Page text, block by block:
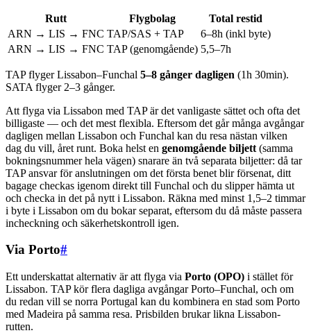
Rutt Flygbolag
Total restid
ARN → LIS → FNC TAP/SAS + TAP
6–8h (inkl byte)
ARN → LIS → FNC TAP (genomgående) 5,5–7h
TAP flyger Lissabon–Funchal 5–8 gånger dagligen (1h 30min).
SATA flyger 2–3 gånger.
Att flyga via Lissabon med TAP är det vanligaste sättet och ofta det
billigaste — och det mest flexibla. Eftersom det går många avgångar
dagligen mellan Lissabon och Funchal kan du resa nästan vilken
dag du vill, året runt. Boka helst en genomgående biljett (samma
bokningsnummer hela vägen) snarare än två separata biljetter: då tar
TAP ansvar för anslutningen om det första benet blir försenat, ditt
bagage checkas igenom direkt till Funchal och du slipper hämta ut
och checka in det på nytt i Lissabon. Räkna med minst 1,5–2 timmar
i byte i Lissabon om du bokar separat, eftersom du då måste passera
incheckning och säkerhetskontroll igen.
Via Porto#
Ett underskattat alternativ är att flyga via Porto (OPO) i stället för
Lissabon. TAP kör flera dagliga avgångar Porto–Funchal, och om
du redan vill se norra Portugal kan du kombinera en stad som Porto
med Madeira på samma resa. Prisbilden brukar likna Lissabon-
rutten.